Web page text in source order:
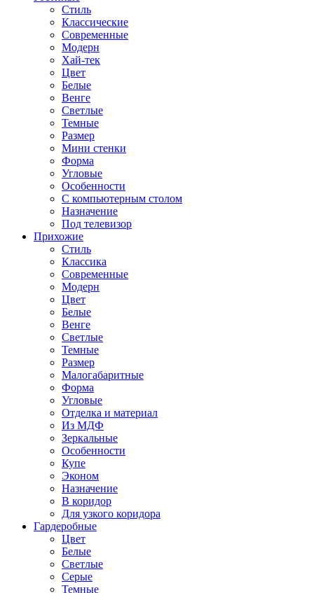
Стиль
Классические
Современные
Модерн
Хай-тек
Цвет
Белые
Венге
Светлые
Темные
Размер
Мини стенки
Форма
Угловые
Особенности
С компьютерным столом
Назначение
Под телевизор
Прихожие
Стиль
Классика
Современные
Модерн
Цвет
Белые
Венге
Светлые
Темные
Размер
Малогабаритные
Форма
Угловые
Отделка и материал
Из МДФ
Зеркальные
Особенности
Купе
Эконом
Назначение
В коридор
Для узкого коридора
Гардеробные
Цвет
Белые
Светлые
Серые
Темные